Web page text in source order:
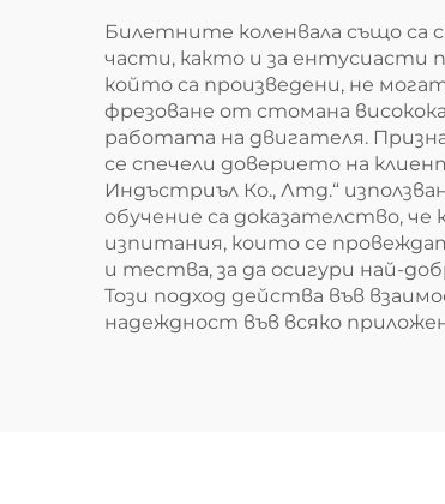
Билетните коленвала също
части, както и за ентусиасти
който са произведени, не
фрезоване от стомана
работата на двигателя.
се спечели доверието на
Индъстриъл Ко., Лтд.“
обучение са доказателство,
изпитания, които се
и тества, за да осигури най-
Този подход действа във
надеждност във всяко